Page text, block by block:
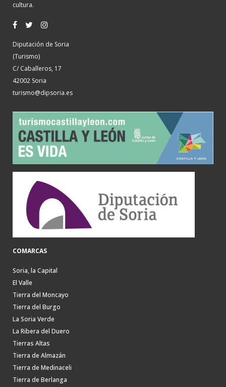
cultura.
Diputación de Soria
(Turismo)
C/ Caballeros, 17
42002 Soria
turismo@dipsoria.es
COMARCAS
Soria, la Capital
El Valle
Tierra del Moncayo
Tierra del Burgo
La Soria Verde
La Ribera del Duero
Tierras Altas
Tierra de Almazán
Tierra de Medinaceli
Tierra de Berlanga